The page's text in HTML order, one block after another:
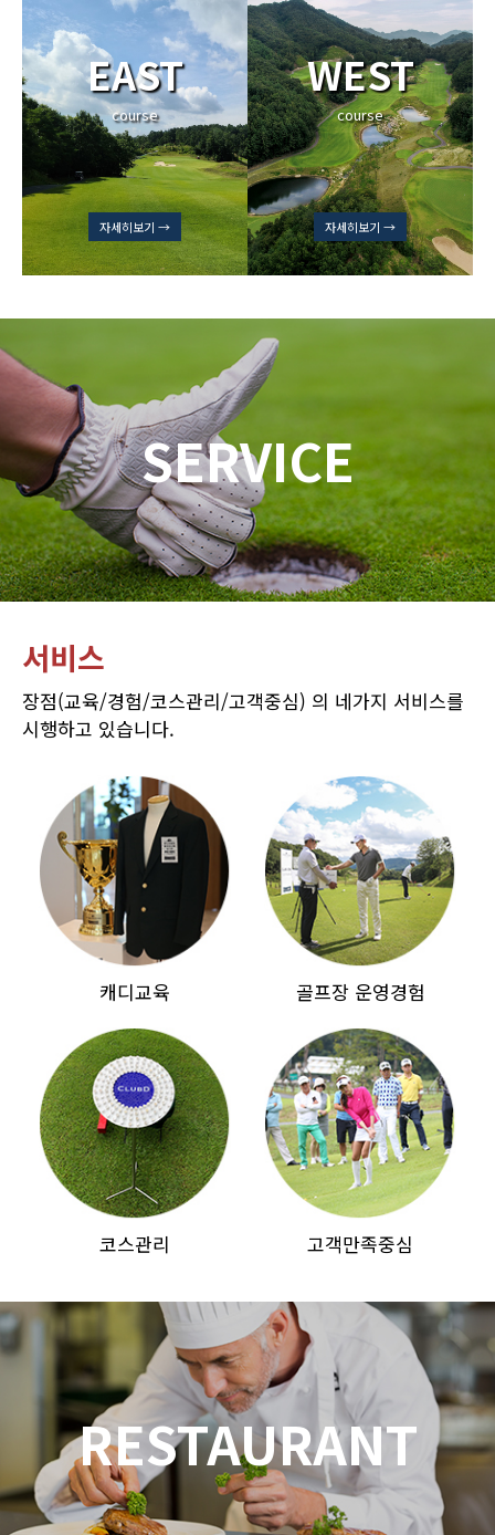
EAST
course
자세히보기 →
WEST
course
자세히보기 →
SERVICE
서비스
장점(교육/경험/코스관리/고객중심) 의 네가지 서비스를
시행하고 있습니다.
캐디교육 골프장 운영경험
코스관리 고객만족중심
RESTAURANT